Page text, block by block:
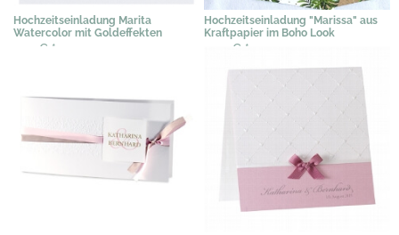
Hochzeitseinladung Marita
Watercolor mit Goldeffekten
2,19 € *
Hochzeitseinladung "Marissa" aus
Kraftpapier im Boho Look
2,09 € *